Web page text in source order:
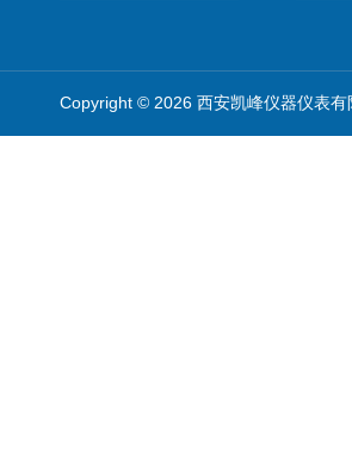
Copyright © 2026 西安凯峰仪器仪表